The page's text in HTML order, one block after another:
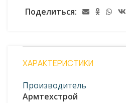
Поделиться:
ХАРАКТЕРИСТИКИ
Производитель
Армтехстрой